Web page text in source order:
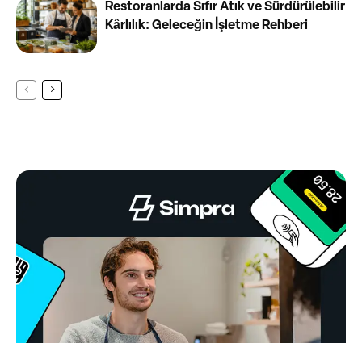
Restoranlarda Sıfır Atık ve Sürdürülebilir
Kârlılık: Geleceğin İşletme Rehberi